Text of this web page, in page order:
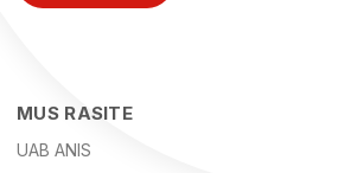
MUS RASITE
UAB ANIS